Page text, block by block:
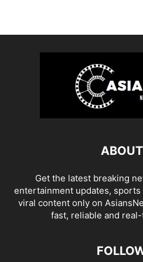
Get the latest breaking
entertainment updates,
viral content only on
fast, reliable and